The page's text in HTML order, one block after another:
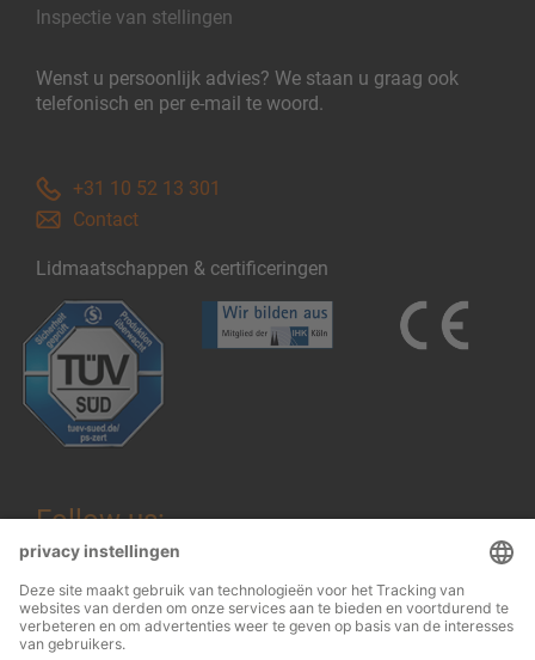
Inspectie van stellingen
Wenst u persoonlijk advies? We staan u graag ook
telefonisch en per e-mail te woord.
+31 10 52 13 301
Contact
Lidmaatschappen & certificeringen
Follow us: